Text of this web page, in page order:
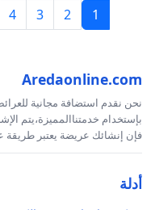
1
2
3
4
Aredaonline.com
نحن نقدم استضافة مجانية
بإستخدام خدمتناالمميزة،يتم
فإن إنشائك عريضة يعتبر طريقة
أدلة